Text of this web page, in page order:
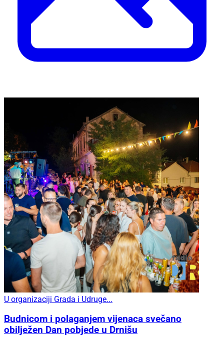
U organizaciji Grada i Udruge...
Budnicom i polaganjem vijenaca svečano
obilježen Dan pobjede u Drnišu